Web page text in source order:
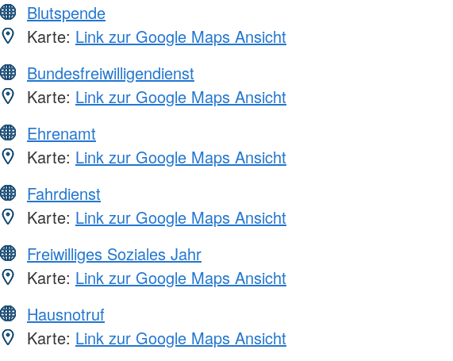
Blutspende
Karte: Link zur Google Maps Ansicht
Bundesfreiwilligendienst
Karte: Link zur Google Maps Ansicht
Ehrenamt
Karte: Link zur Google Maps Ansicht
Fahrdienst
Karte: Link zur Google Maps Ansicht
Freiwilliges Soziales Jahr
Karte: Link zur Google Maps Ansicht
Hausnotruf
Karte: Link zur Google Maps Ansicht